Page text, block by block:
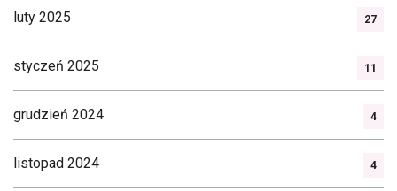
luty 2025 27
styczeń 2025 11
grudzień 2024 4
listopad 2024 4